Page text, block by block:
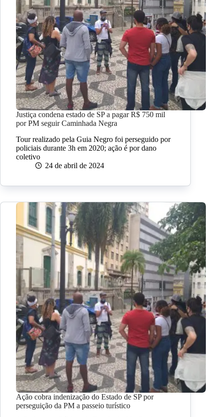
Justiça condena estado de SP a pagar R$ 750 mil
por PM seguir Caminhada Negra
Tour realizado pela Guia Negro foi perseguido por
policiais durante 3h em 2020; ação é por dano
coletivo
24 de abril de 2024
Ação cobra indenização do Estado de SP por
perseguição da PM a passeio turístico